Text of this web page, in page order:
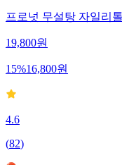
프로넛 무설탕 자일리
19,800원
15%16,800원
4.6
(82)